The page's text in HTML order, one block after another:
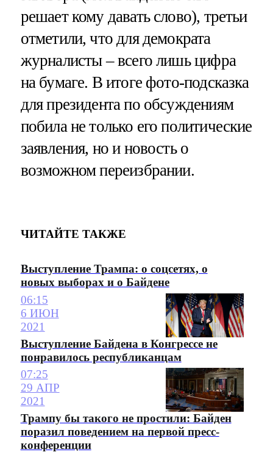
решает кому давать слово), третьи
отметили, что для демократа
журналисты – всего лишь цифра
на бумаге. В итоге фото-подсказка
для президента по обсуждениям
побила не только его политические
заявления, но и новость о
возможном переизбрании.
ЧИТАЙТЕ ТАКЖЕ
Выступление Трампа: о соцсетях, о
новых выборах и о Байдене
06:15
6 ИЮН
2021
Выступление Байдена в Конгрессе не
понравилось республиканцам
07:25
29 АПР
2021
Трампу бы такого не простили: Байден
поразил поведением на первой пресс-
конференции